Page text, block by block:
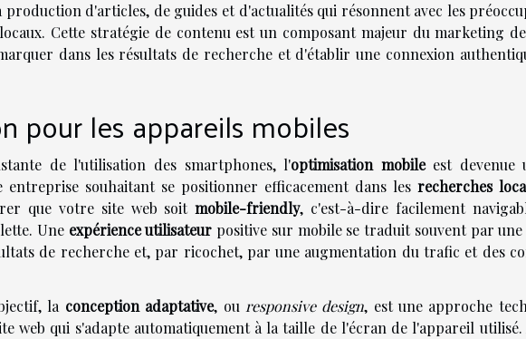
production d'articles, de guides et d'actualités qui résonnent avec les
Cette stratégie de contenu est un composant majeur du marketing
dans les résultats de recherche et d'établir une connexion
pour les appareils mobiles
de l'utilisation des smartphones, l'optimisation mobileest devenue
souhaitant se positionner efficacement dans les recherches
que votre site web soitmobile-friendly, c'est-à-dire facilement
Une expérience utilisateur positive sur mobile se traduit souvent par
de recherche et, par ricochet, par une augmentation du trafic et des
la conception adaptative, ou responsive design, est une approche
web qui s'adapte automatiquement à la taille de l'écran de l'appareil utilisé.